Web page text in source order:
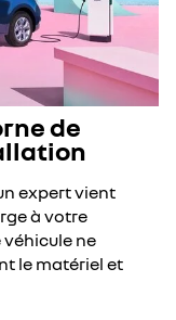
de
expert vient
à votre
ne
le matériel et